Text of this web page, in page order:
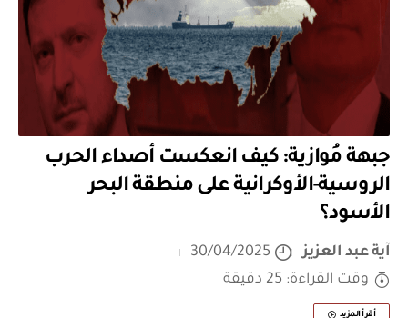
جبهة مُوازية: كيف انعكست أصداء الحرب
الروسية-الأوكرانية على منطقة البحر
الأسود؟
آية عبد العزيز
30/04/2025
وقت القراءة: 25 دقيقة
أقرأ المزيد